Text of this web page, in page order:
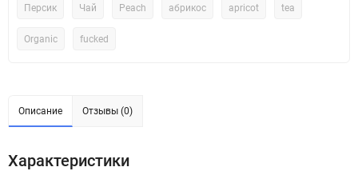
Персик Чай Peach абрикос apricot tea
Organic fucked
Описание Отзывы (0)
Характеристики